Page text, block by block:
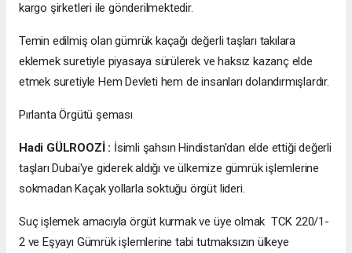
kargo şirketleri ile gönderilmektedir.
Temin edilmiş olan gümrük kaçağı değerli taşları takılara
eklemek suretiyle piyasaya sürülerek ve haksız kazanç elde
etmek suretiyle Hem Devleti hem de insanları dolandırmışlardır.
Pırlanta Örgütü şeması
Hadi GÜLROOZİ : İsimli şahsın Hindistan'dan elde ettiği değerli
taşları Dubai'ye giderek aldığı ve ülkemize gümrük işlemlerine
sokmadan Kaçak yollarla soktuğu örgüt lideri.
Suç işlemek amacıyla örgüt kurmak ve üye olmak TCK 220/1-
2 ve Eşyayı Gümrük işlemlerine tabi tutmaksızın ülkeye